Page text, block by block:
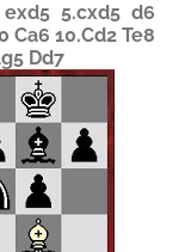
5.cxd5 d6
Ca6 10.Cd2 Te8
Dd7